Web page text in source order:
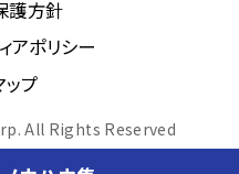
護方針
アポリシー
ップ
All Rights Reserved